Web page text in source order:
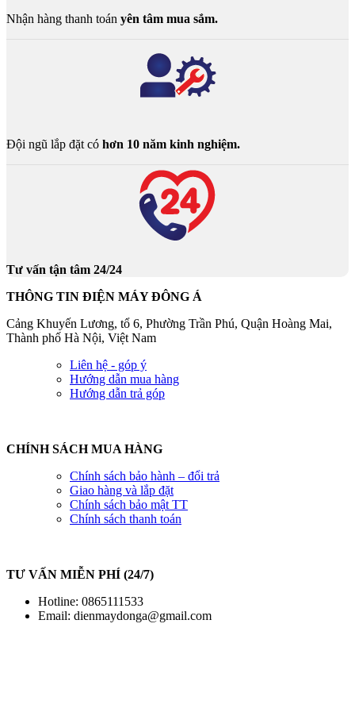
Nhận hàng thanh toán yên tâm mua sắm.
Đội ngũ lắp đặt có hơn 10 năm kinh nghiệm.
Tư vấn tận tâm 24/24
THÔNG TIN ĐIỆN MÁY ĐÔNG Á
Cảng Khuyến Lương, tổ 6, Phường Trần Phú, Quận Hoàng Mai,
Thành phố Hà Nội, Việt Nam
Liên hệ - góp ý
Hướng dẫn mua hàng
Hướng dẫn trả góp
CHÍNH SÁCH MUA HÀNG
Chính sách bảo hành – đổi trả
Giao hàng và lắp đặt
Chính sách bảo mật TT
Chính sách thanh toán
TƯ VẤN MIỄN PHÍ (24/7)
Hotline: 0865111533
Email: dienmaydonga@gmail.com